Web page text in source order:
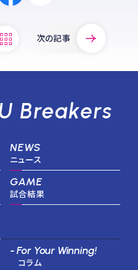
次の記事
Breakers
NEWS
ニュース
GAME
試合結果
- For Your Winning!
コラム